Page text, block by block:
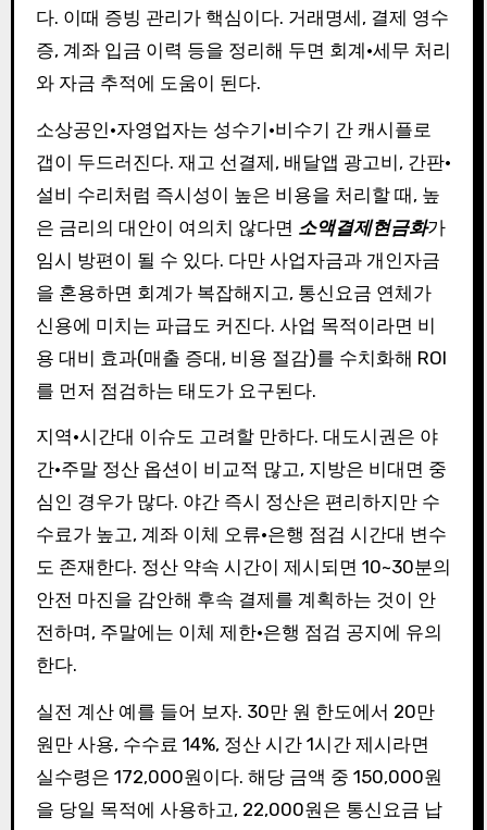
다. 이때 증빙 관리가 핵심이다. 거래명세, 결제 영수
증, 계좌 입금 이력 등을 정리해 두면 회계·세무 처리
와 자금 추적에 도움이 된다.
소상공인·자영업자는 성수기·비수기 간 캐시플로
갭이 두드러진다. 재고 선결제, 배달앱 광고비, 간판·
설비 수리처럼 즉시성이 높은 비용을 처리할 때, 높
은 금리의 대안이 여의치 않다면 소액결제현금화가
임시 방편이 될 수 있다. 다만 사업자금과 개인자금
을 혼용하면 회계가 복잡해지고, 통신요금 연체가
신용에 미치는 파급도 커진다. 사업 목적이라면 비
용 대비 효과(매출 증대, 비용 절감)를 수치화해 ROI
를 먼저 점검하는 태도가 요구된다.
지역·시간대 이슈도 고려할 만하다. 대도시권은 야
간·주말 정산 옵션이 비교적 많고, 지방은 비대면 중
심인 경우가 많다. 야간 즉시 정산은 편리하지만 수
수료가 높고, 계좌 이체 오류·은행 점검 시간대 변수
도 존재한다. 정산 약속 시간이 제시되면 10~30분의
안전 마진을 감안해 후속 결제를 계획하는 것이 안
전하며, 주말에는 이체 제한·은행 점검 공지에 유의
한다.
실전 계산 예를 들어 보자. 30만 원 한도에서 20만
원만 사용, 수수료 14%, 정산 시간 1시간 제시라면
실수령은 172,000원이다. 해당 금액 중 150,000원
을 당일 목적에 사용하고, 22,000원은 통신요금 납